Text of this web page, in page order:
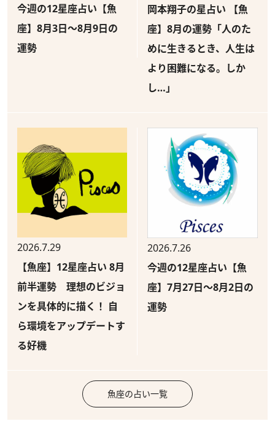
今週の12星座占い【魚
座】8月3日～8月9日の
運勢
岡本翔子の星占い 【魚
座】8月の運勢「人のた
めに生きるとき、人生は
より困難になる。しか
し…」
2026.7.29
【魚座】12星座占い 8月
前半運勢 理想のビジョ
ンを具体的に描く！ 自
ら環境をアップデートす
る好機
2026.7.26
今週の12星座占い【魚
座】7月27日～8月2日の
運勢
魚座の占い一覧